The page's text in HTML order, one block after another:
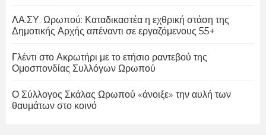
ΛΑ.ΣΥ. Ωρωπού: Καταδικαστέα η εχθρική στάση της
Δημοτικής Αρχής απέναντι σε εργαζόμενους 55+
Γλέντι στο Ακρωτήρι με το ετήσιο ραντεβού της
Ομοσπονδίας Συλλόγων Ωρωπού
Ο Σύλλογος Σκάλας Ωρωπού «άνοιξε» την αυλή των
θαυμάτων στο κοινό